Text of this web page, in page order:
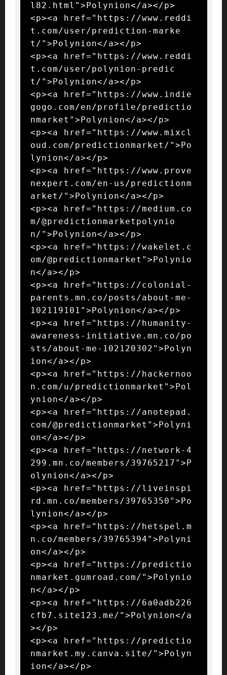
l82.html">Polynion</a></p>
<p><a href="https://www.reddi
t.com/user/prediction-marke
t/">Polynion</a></p>
<p><a href="https://www.reddi
t.com/user/polynion-predic
t/">Polynion</a></p>
<p><a href="https://www.indie
gogo.com/en/profile/predictio
nmarket">Polynion</a></p>
<p><a href="https://www.mixcl
oud.com/predictionmarket/">Po
lynion</a></p>
<p><a href="https://www.prove
nexpert.com/en-us/predictionm
arket/">Polynion</a></p>
<p><a href="https://medium.co
m/@predictionmarketpolynio
n/">Polynion</a></p>
<p><a href="https://wakelet.c
om/@predictionmarket">Polynio
n</a></p>
<p><a href="https://colonial-
parents.mn.co/posts/about-me-
102119101">Polynion</a></p>
<p><a href="https://humanity-
awareness-initiative.mn.co/po
sts/about-me-102120302">Polyn
ion</a></p>
<p><a href="https://hackernoo
n.com/u/predictionmarket">Pol
ynion</a></p>
<p><a href="https://anotepad.
com/@predictionmarket">Polyni
on</a></p>
<p><a href="https://network-4
299.mn.co/members/39765217">P
olynion</a></p>
<p><a href="https://liveinspi
rd.mn.co/members/39765350">Po
lynion</a></p>
<p><a href="https://hetspel.m
n.co/members/39765394">Polyni
on</a></p>
<p><a href="https://predictio
nmarket.gumroad.com/">Polynio
n</a></p>
<p><a href="https://6a0adb226
cfb7.site123.me/">Polynion</a
></p>
<p><a href="https://predictio
nmarket.my.canva.site/">Polyn
ion</a></p>